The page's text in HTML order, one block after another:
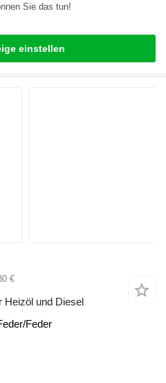
Sie das tun!
einstellen
€
Heizöl und Diesel
Feder